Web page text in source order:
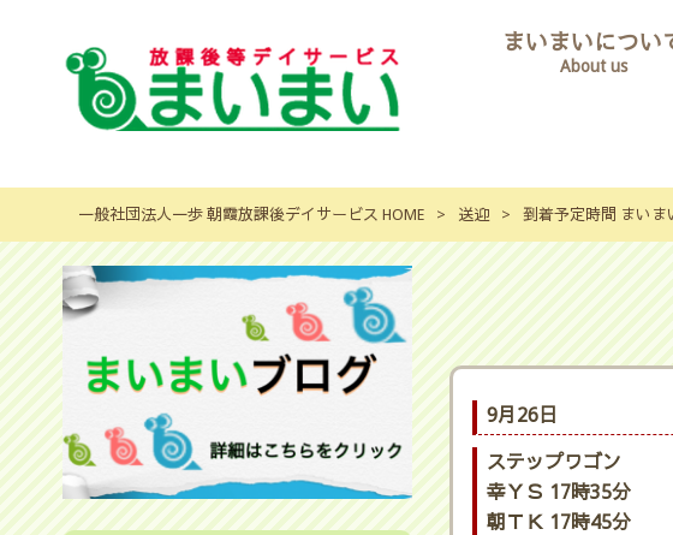
まいまいについ
About us
一般社団法人一歩 朝霞放課後デイサービス HOME > 送迎 > 到着予定時間 まいま
9月26日
ステップワゴン
幸ＹＳ 17時35分
朝ＴＫ 17時45分